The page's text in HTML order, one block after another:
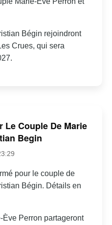
Bégin rejoindront
Crues, qui sera
Le Couple De Marie
Begin
pour le couple de
Bégin. Détails en
Perron partageront